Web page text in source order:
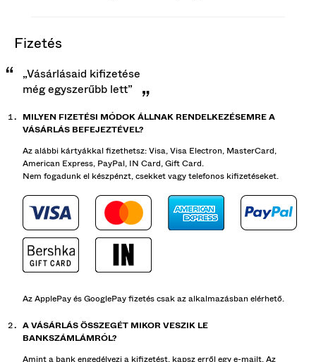
fizetés
„Vásárlásaid kifizetése
még egyszerűbb lett”
MILYEN FIZETÉSI MÓDOK ÁLLNAK RENDELKEZÉSEMRE A
VÁSÁRLÁS BEFEJEZTÉVEL?
Az alábbi kártyákkal fizethetsz: Visa, Visa Electron, MasterCard,
American Express, PayPal, IN Card, Gift Card.
Nem fogadunk el készpénzt, csekket vagy telefonos kifizetéseket.
Az ApplePay és GooglePay fizetés csak az alkalmazásban elérhető.
A VÁSÁRLÁS ÖSSZEGÉT MIKOR VESZIK LE
BANKSZÁMLÁMRÓL?
Amint a bank engedélyezi a kifizetést, kapsz erről egy e-mailt. Az